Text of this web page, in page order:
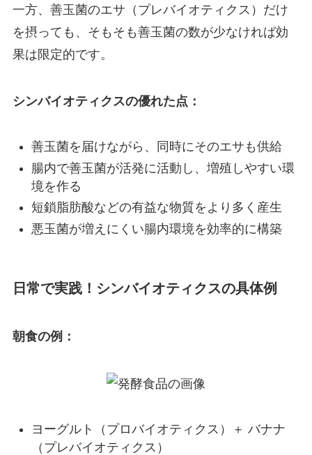
一方、善玉菌のエサ（プレバイオティクス）だけ
を摂っても、そもそも善玉菌の数が少なければ効
果は限定的です。
シンバイオティクスの優れた点：
善玉菌を届けながら、同時にそのエサも供給
腸内で善玉菌が活発に活動し、増殖しやすい環
境を作る
短鎖脂肪酸などの有益な物質をより多く産生
悪玉菌が増えにくい腸内環境を効率的に構築
日常で実践！シンバイオティクスの具体例
朝食の例：
ヨーグルト（プロバイオティクス）＋ バナナ
（プレバイオティクス）